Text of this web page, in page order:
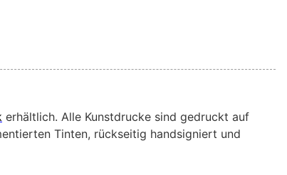
erhältlich. Alle Kunstdrucke sind gedruckt auf
Tinten, rückseitig handsigniert und